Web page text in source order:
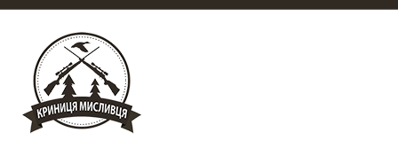
Перейти
вмісту